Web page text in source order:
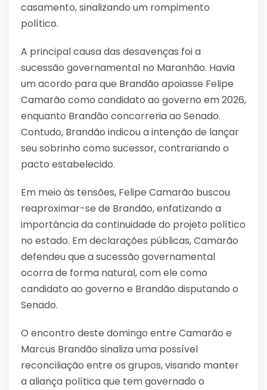
casamento, sinalizando um rompimento
político.
A principal causa das desavenças foi a
sucessão governamental no Maranhão. Havia
um acordo para que Brandão apoiasse Felipe
Camarão como candidato ao governo em 2026,
enquanto Brandão concorreria ao Senado.
Contudo, Brandão indicou a intenção de lançar
seu sobrinho como sucessor, contrariando o
pacto estabelecido.
Em meio às tensões, Felipe Camarão buscou
reaproximar-se de Brandão, enfatizando a
importância da continuidade do projeto político
no estado. Em declarações públicas, Camarão
defendeu que a sucessão governamental
ocorra de forma natural, com ele como
candidato ao governo e Brandão disputando o
Senado.
O encontro deste domingo entre Camarão e
Marcus Brandão sinaliza uma possível
reconciliação entre os grupos, visando manter
a aliança política que tem governado o